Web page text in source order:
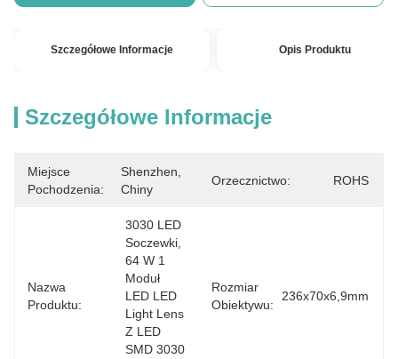
Szczegółowe Informacje Opis Produktu
Szczegółowe Informacje
Miejsce
Pochodzenia:
Shenzhen,
Chiny
Orzecznictwo: ROHS
Nazwa
Produktu:
3030 LED
Soczewki,
64 W 1
Moduł
LED LED
Light Lens
Z LED
SMD 3030
Rozmiar
Obiektywu:
236x70x6,9mm